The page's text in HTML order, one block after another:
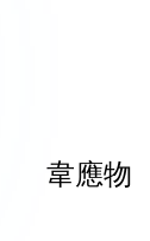
韋應物